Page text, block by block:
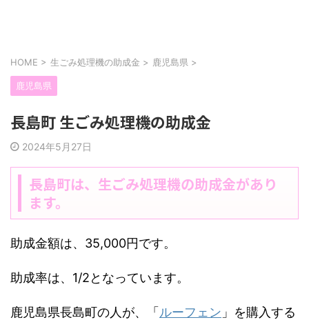
HOME > 生ごみ処理機の助成金 > 鹿児島県 >
鹿児島県
長島町 生ごみ処理機の助成金
2024年5月27日
長島町は、生ごみ処理機の助成金があり
ます。
助成金額は、35,000円です。
助成率は、1/2となっています。
鹿児島県長島町の人が、「 ルーフェン 」を購入する